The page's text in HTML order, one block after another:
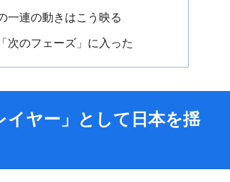
一連の動きはこう映る
次のフェーズ」に入った
ヤー」として日本を揺